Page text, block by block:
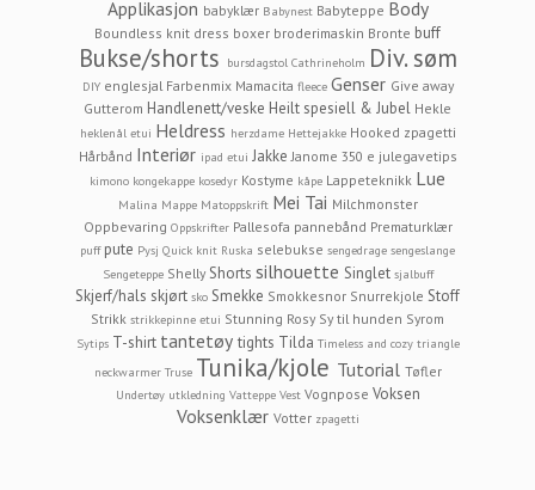
Applikasjon babyklær Babynest Babyteppe Body
Boundless knit dress boxer broderimaskin Bronte buff
Bukse/shorts bursdagstol Cathrineholm Div. søm
DIY englesjal Farbenmix Mamacita fleece Genser Give away
Gutterom Handlenett/veske Heilt spesiell & Jubel Hekle
heklenål etui Heldress herzdame Hettejakke Hooked zpagetti
Hårbånd Interiør ipad etui Jakke Janome 350 e julegavetips
kimono kongekappe kosedyr Kostyme kåpe Lappeteknikk Lue
Malina Mappe Matoppskrift Mei Tai Milchmonster
Oppbevaring Oppskrifter Pallesofa pannebånd Prematurklær
puff pute Pysj Quick knit Ruska selebukse sengedrage sengeslange
Sengeteppe Shelly Shorts silhouette Singlet sjalbuff
Skjerf/hals skjørt sko Smekke Smokkesnor Snurrekjole Stoff
Strikk strikkepinne etui Stunning Rosy Sy til hunden Syrom
Sytips T-shirt tantetøy tights Tilda Timeless and cozy triangle
neckwarmer Truse Tunika/kjole Tutorial Tøfler
Undertøy utkledning Vatteppe Vest Vognpose Voksen
Voksenklær Votter zpagetti